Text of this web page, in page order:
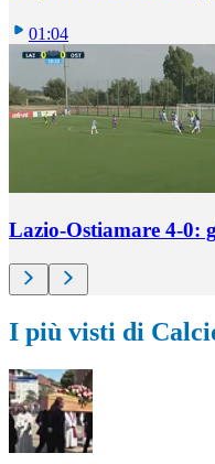
01:04
Lazio-Ostiamare 4-0:
I più visti di